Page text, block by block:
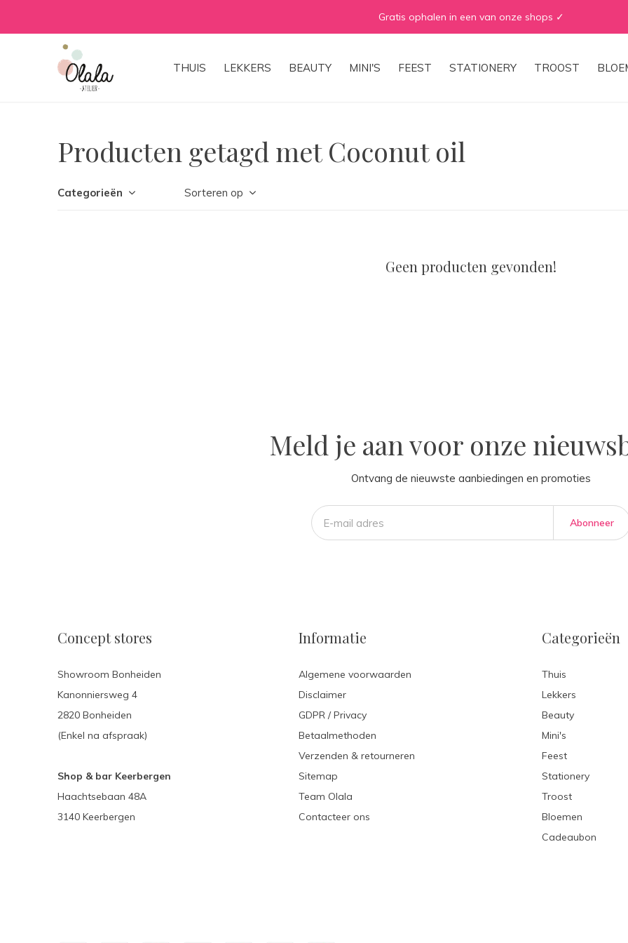
THUIS LEKKERS BEAUTY MINI'S FEEST STATIONERY TROOST
Gratis ophalen in een van onze shops ✓
Producten getagd met Coconut oil
Categorieën Sorteren op
Geen producten gevonden!
Meld je aan voor onze
Ontvang de nieuwste aanbiedingen en promoties
Abonneer
Concept stores
Showroom Bonheiden
Kanonniersweg 4
2820 Bonheiden
(Enkel na afspraak)
Shop & bar Keerbergen
Haachtsebaan 48A
3140 Keerbergen
Informatie
Algemene voorwaarden
Disclaimer
GDPR / Privacy
Betaalmethoden
Verzenden & retourneren
Sitemap
Team Olala
Contacteer ons
Categorieën
Thuis
Lekkers
Beauty
Mini's
Feest
Stationery
Troost
Bloemen
Cadeaubon